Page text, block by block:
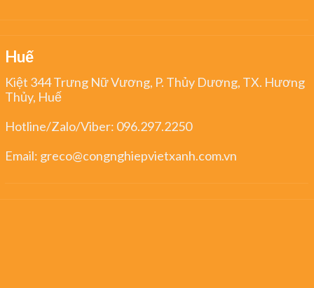
Huế
Kiệt 344 Trưng Nữ Vương, P. Thủy Dương, TX. Hương
Thủy, Huế
Hotline/Zalo/Viber: 096.297.2250
Email: greco@congnghiepvietxanh.com.vn